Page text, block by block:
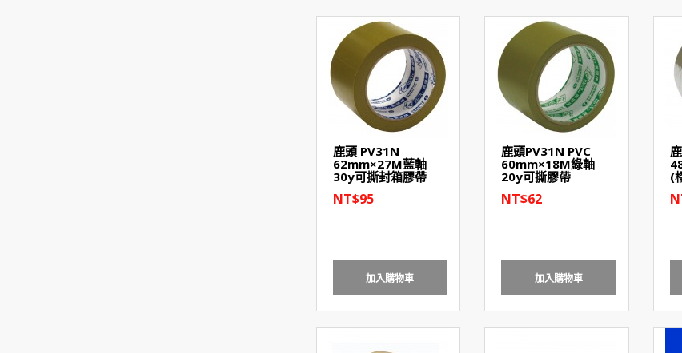
鹿頭 PV31N
62mm×27M藍軸
30y可撕封箱膠帶
NT$95
加入購物車
鹿頭PV31N PVC
60mm×18M綠軸
20y可撕膠帶
NT$62
加入購物車
(